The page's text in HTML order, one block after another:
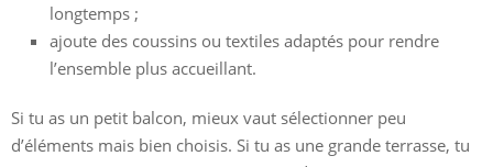
longtemps ;
ajoute des coussins ou textiles adaptés pour rendre
l’ensemble plus accueillant.
Si tu as un petit balcon, mieux vaut sélectionner peu
d’éléments mais bien choisis. Si tu as une grande terrasse, tu